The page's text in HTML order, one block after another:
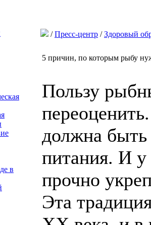
в
/Пресс-центр /Здоровый
5 причин, по которым рыбу
Пользу
должна
питания. И у
прочно
Эта